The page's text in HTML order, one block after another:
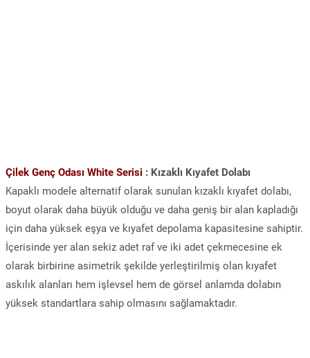
Çilek Genç Odası White Serisi : Kızaklı Kıyafet Dolabı
Kapaklı modele alternatif olarak sunulan kızaklı kıyafet dolabı,
boyut olarak daha büyük olduğu ve daha geniş bir alan kapladığı
için daha yüksek eşya ve kıyafet depolama kapasitesine sahiptir.
İçerisinde yer alan sekiz adet raf ve iki adet çekmecesine ek
olarak birbirine asimetrik şekilde yerleştirilmiş olan kıyafet
askılık alanları hem işlevsel hem de görsel anlamda dolabın
yüksek standartlara sahip olmasını sağlamaktadır.